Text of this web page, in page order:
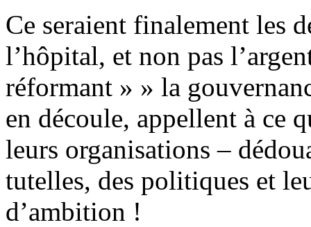
Ce seraient finalement les
l’hôpital, et non pas
réformant » » la
en découle, appellent à ce
leurs organisations –
tutelles, des politiques et
d’ambition !